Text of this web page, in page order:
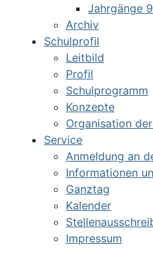
Jahrgänge
Archiv
Schulprofil
Leitbild
Profil
Schulprogramm
Konzepte
Organisation der
Service
Anmeldung an
Informationen
Ganztag
Kalender
Impressum